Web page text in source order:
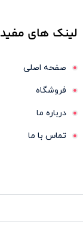
لینک های مفید
صفحه اصلی
فروشگاه
درباره ما
تماس با ما